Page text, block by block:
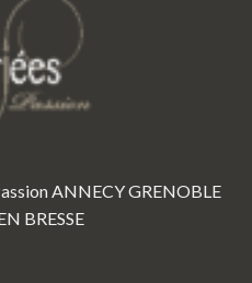
ANNECYGRENOBLE
BRESSE